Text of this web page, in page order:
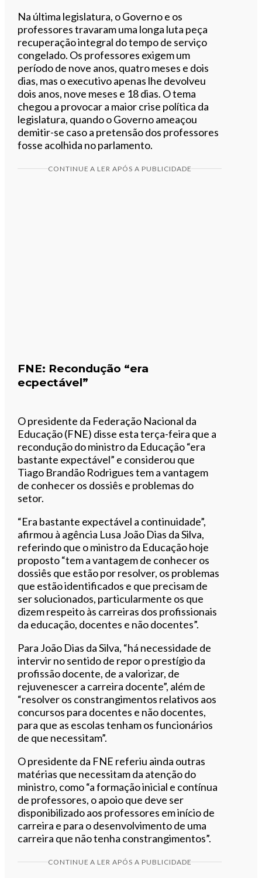
Na última legislatura, o Governo e os
professores travaram uma longa luta peça
recuperação integral do tempo de serviço
congelado. Os professores exigem um
período de nove anos, quatro meses e dois
dias, mas o executivo apenas lhe devolveu
dois anos, nove meses e 18 dias. O tema
chegou a provocar a maior crise política da
legislatura, quando o Governo ameaçou
demitir-se caso a pretensão dos professores
fosse acolhida no parlamento.
CONTINUE A LER APÓS A PUBLICIDADE
FNE: Recondução “era
ecpectável”
O presidente da Federação Nacional da
Educação (FNE) disse esta terça-feira que a
recondução do ministro da Educação “era
bastante expectável” e considerou que
Tiago Brandão Rodrigues tem a vantagem
de conhecer os dossiês e problemas do
setor.
“Era bastante expectável a continuidade”,
afirmou à agência Lusa João Dias da Silva,
referindo que o ministro da Educação hoje
proposto “tem a vantagem de conhecer os
dossiês que estão por resolver, os problemas
que estão identificados e que precisam de
ser solucionados, particularmente os que
dizem respeito às carreiras dos profissionais
da educação, docentes e não docentes”.
Para João Dias da Silva, “há necessidade de
intervir no sentido de repor o prestígio da
profissão docente, de a valorizar, de
rejuvenescer a carreira docente”, além de
“resolver os constrangimentos relativos aos
concursos para docentes e não docentes,
para que as escolas tenham os funcionários
de que necessitam”.
O presidente da FNE referiu ainda outras
matérias que necessitam da atenção do
ministro, como “a formação inicial e contínua
de professores, o apoio que deve ser
disponibilizado aos professores em início de
carreira e para o desenvolvimento de uma
carreira que não tenha constrangimentos”.
CONTINUE A LER APÓS A PUBLICIDADE